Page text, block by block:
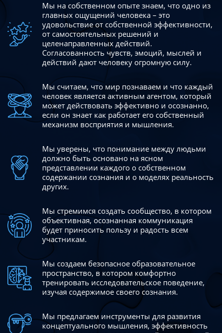
Мы на собственном опыте знаем, что одно из
главных ощущений человека – это
удовольствие от собственной эффективности,
от самостоятельных решений и
целенаправленных действий.
Согласованность чувств, эмоций, мыслей и
действий дают человеку огромную силу.
Мы считаем, что мир познаваем и что каждый
человек является активным агентом, который
может действовать эффективно и осознанно,
если он знает как работает его собственный
механизм восприятия и мышления.
Мы уверены, что понимание между людьми
должно быть основано на ясном
представлении каждого о собственном
содержании сознания и о моделях реальность
других.
Мы стремимся создать сообщество, в котором
объективная, осознанная коммуникация
будет приносить пользу и радость всем
участникам.
Мы создаем безопасное образовательное
пространство, в котором комфортно
тренировать исследовательское поведение,
изучая содержимое своего сознания.
Мы предлагаем инструменты для развития
концептуального мышления, эффективность